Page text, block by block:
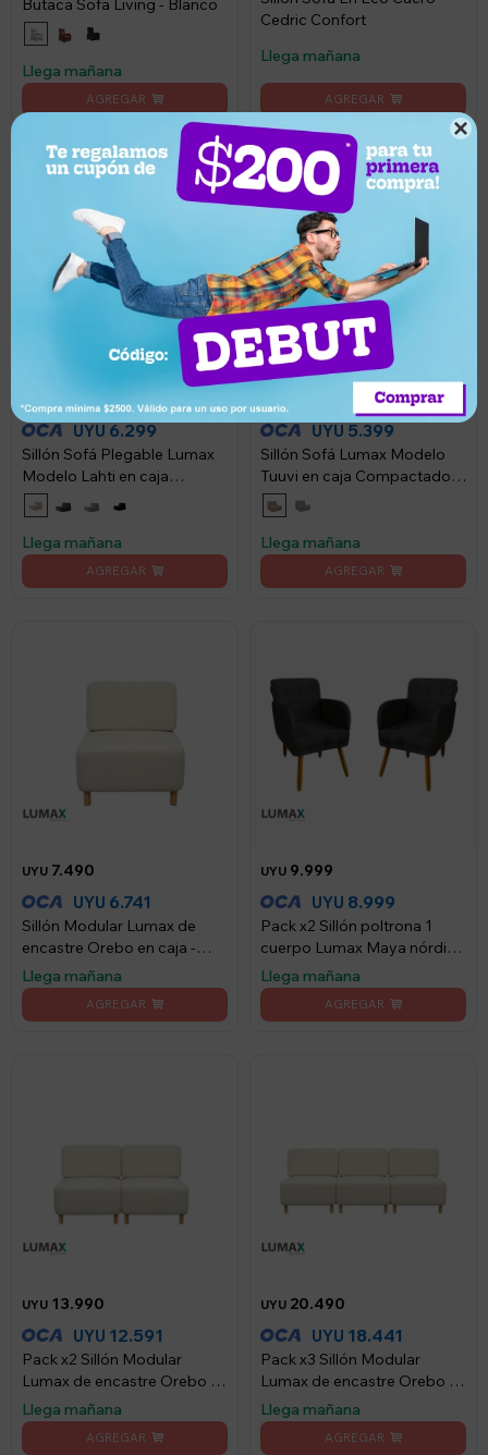

Butaca Sofa Living - Blanco
Llega mañana
Cedric Confort
Llega mañana
UYU6.299
Sillón Sofá Plegable Lumax
Modelo Lahti en caja
Compactado - Beige
Llega mañana
UYU5.399
Sillón Sofá Lumax Modelo
Tuuvi en caja Compactado -
Beige
Llega mañana
UYU 7.490
UYU 6.741
Sillón Modular Lumax de
encastre Orebo en caja -
Beige
Llega mañana
UYU 9.999
UYU 8.999
Pack x2 Sillón poltrona 1
cuerpo Lumax Maya nórdico
de tela - Negro
Llega mañana
UYU 13.990
UYU 12.591
Pack x2 Sillón Modular
Lumax de encastre Orebo en
caja - Beige
Llega mañana
UYU 20.490
UYU 18.441
Pack x3 Sillón Modular
Lumax de encastre Orebo en
caja - Beige
Llega mañana